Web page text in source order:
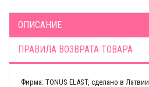
ОПИСАНИЕ
ПРАВИЛА ВОЗВРАТА ТОВАРА
Фирма: TONUS ELAST, сделано в Латвии